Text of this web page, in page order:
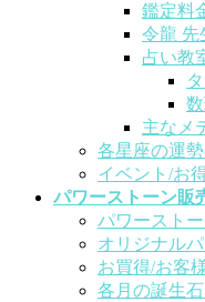
鑑定料
令龍 先
占い教
主なメ
各星座の運
イベント/お
パワーストーン販
パワースト
オリジナル
お買得/お客
各月の誕生